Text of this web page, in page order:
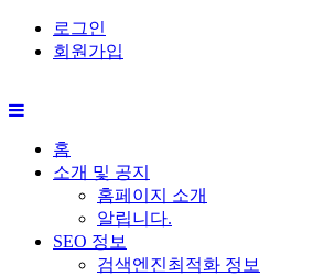
로그인
회원가입
홈
소개 및 공지
홈페이지 소개
알립니다.
SEO 정보
검색엔진최적화 정보